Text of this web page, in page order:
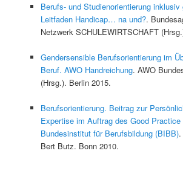
Berufs- und Studienorientierung inklusiv
Leitfaden Handicap… na und?.
Netzwerk SCHULEWIRTSCHAFT
Gendersensible Berufsorientierung im
Beruf. AWO Handreichung. AWO
(Hrsg.). Berlin 2015.
Berufsorientierung. Beitrag zur
Expertise im Auftrag des Good Practice
Bundesinstitut für Berufsbildung (BIBB).
Bert Butz. Bonn 2010.